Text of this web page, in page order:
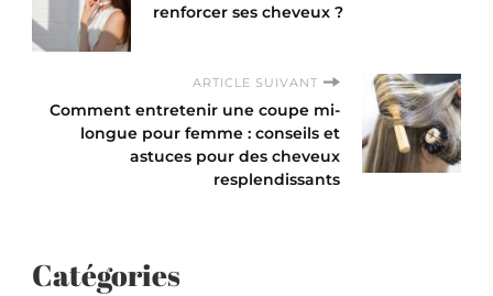
renforcer ses cheveux ?
ARTICLE SUIVANT
Comment entretenir une coupe mi-
longue pour femme : conseils et
astuces pour des cheveux
resplendissants
Catégories